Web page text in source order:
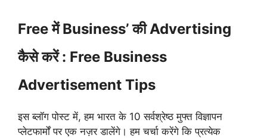
Free में Business’ की Advertising
कैसे करें : Free Business
Advertisement Tips
इस ब्लॉग पोस्ट में, हम भारत के 10 सर्वश्रेष्ठ मुफ्त विज्ञापन
प्लेटफार्मों पर एक नज़र डालेंगे। हम चर्चा करेंगे कि प्रत्येक